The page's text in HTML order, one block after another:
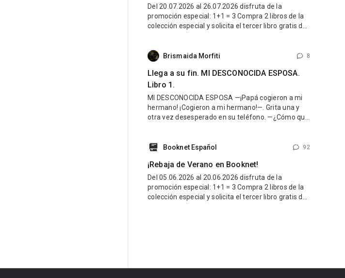
Del 20.07.2026 al 26.07.2026 disfruta de la
promoción especial: 1+1 = 3 Compra 2 libros de la
colección especial y solicita el tercer libro gratis de
de esa colección. Escribe al Soporte Técnico y
Brismaida Morfiti 8
Llega a su fin. MI DESCONOCIDA ESPOSA.
Libro 1.
MI DESCONOCIDA ESPOSA —¡Papá cogieron a mi
hermano! ¡Cogieron a mi hermano!—. Grita una y
otra vez desesperado en su teléfono. —¿Cómo que
fue la que nos hizo
Booknet Español 92
¡Rebaja de Verano en Booknet!
Del 05.06.2026 al 20.06.2026 disfruta de la
promoción especial: 1+1 = 3 Compra 2 libros de la
colección especial y solicita el tercer libro gratis de